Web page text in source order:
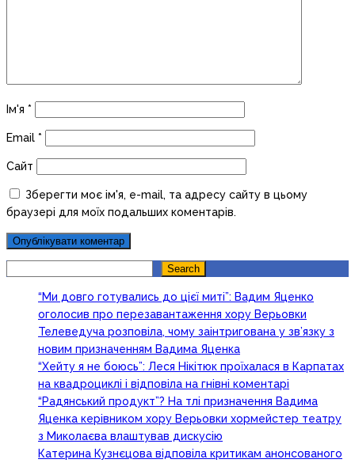
Ім'я *
Email *
Сайт
Зберегти моє ім'я, e-mail, та адресу сайту в цьому
браузері для моїх подальших коментарів.
Search
“Ми довго готувались до цієї миті”: Вадим Яценко
оголосив про перезавантаження хору Верьовки
Телеведуча розповіла, чому заінтригована у зв’язку з
новим призначенням Вадима Яценка
“Хейту я не боюсь”: Леся Нікітюк проїхалася в Карпатах
на квадроциклі і відповіла на гнівні коментарі
“Радянський продукт”? На тлі призначення Вадима
Яценка керівником хору Верьовки хормейстер театру
з Миколаєва влаштував дискусію
Катерина Кузнєцова відповіла критикам анонсованого